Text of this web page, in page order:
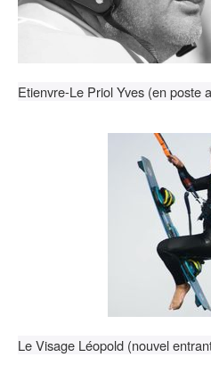
Etienvre-Le Priol Yves (en poste
Le Visage Léopold (nouvel